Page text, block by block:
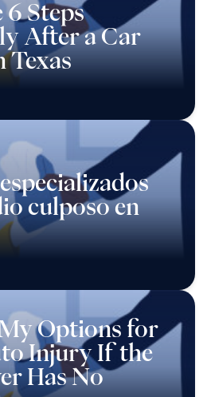
6 Steps
After a Car
Texas
culposo en
Options for
Injury If the
Has No